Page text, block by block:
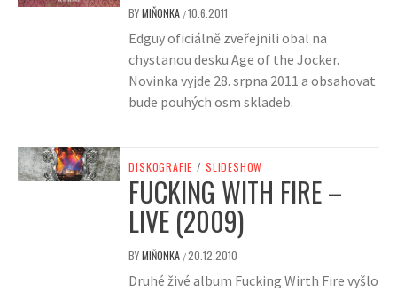
BYMIŇONKA /10.6.2011
Edguy oficiálně zveřejnili obal na
chystanou desku Age of the Jocker.
Novinka vyjde 28. srpna 2011 a obsahovat
bude pouhých osm skladeb.
DISKOGRAFIE / SLIDESHOW
FUCKING WITH FIRE –
LIVE (2009)
BYMIŇONKA /20.12.2010
Druhé živé album Fucking Wirth Fire vyšlo